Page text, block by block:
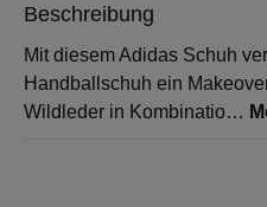
Beschreibung
Mit diesem Adidas Schuh
Handballschuh ein
Wildleder in Kombinatio…